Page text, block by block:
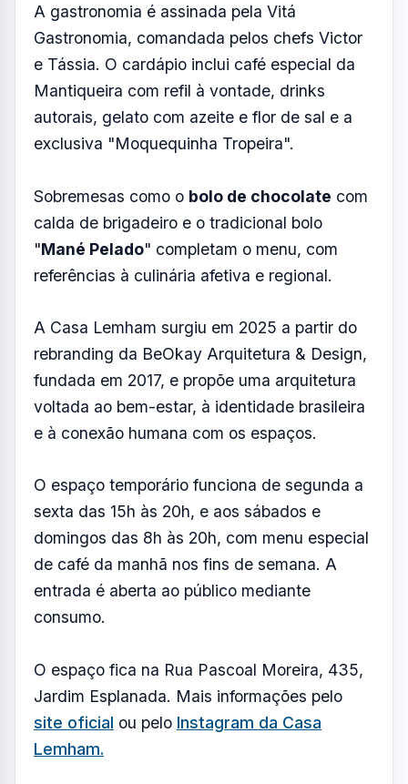
A gastronomia é assinada pela Vitá
Gastronomia, comandada pelos chefs Victor
e Tássia. O cardápio inclui café especial da
Mantiqueira com refil à vontade, drinks
autorais, gelato com azeite e flor de sal e a
exclusiva "Moquequinha Tropeira".
Sobremesas como o bolo de chocolate com
calda de brigadeiro e o tradicional bolo
"Mané Pelado" completam o menu, com
referências à culinária afetiva e regional.
A Casa Lemham surgiu em 2025 a partir do
rebranding da BeOkay Arquitetura & Design,
fundada em 2017, e propõe uma arquitetura
voltada ao bem-estar, à identidade brasileira
e à conexão humana com os espaços.
O espaço temporário funciona de segunda a
sexta das 15h às 20h, e aos sábados e
domingos das 8h às 20h, com menu especial
de café da manhã nos fins de semana. A
entrada é aberta ao público mediante
consumo.
O espaço fica na Rua Pascoal Moreira, 435,
Jardim Esplanada. Mais informações pelo
site oficial ou pelo Instagram da Casa
Lemham.